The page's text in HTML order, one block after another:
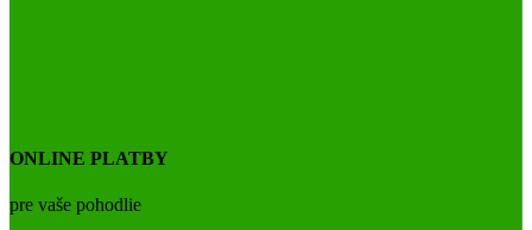
ONLINE PLATBY
pre vaše pohodlie